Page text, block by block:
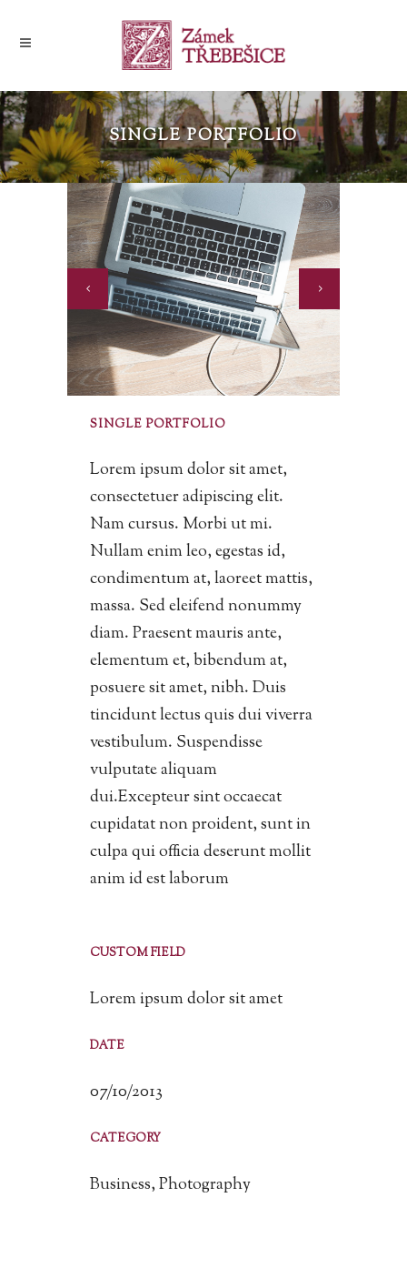
SINGLE PORTFOLIO
SINGLE PORTFOLIO
Lorem ipsum dolor sit amet,
consectetuer adipiscing elit.
Nam cursus. Morbi ut mi.
Nullam enim leo, egestas id,
condimentum at, laoreet mattis,
massa. Sed eleifend nonummy
diam. Praesent mauris ante,
elementum et, bibendum at,
posuere sit amet, nibh. Duis
tincidunt lectus quis dui viverra
vestibulum. Suspendisse
vulputate aliquam
dui.Excepteur sint occaecat
cupidatat non proident, sunt in
culpa qui officia deserunt mollit
anim id est laborum
CUSTOM FIELD
Lorem ipsum dolor sit amet
DATE
07/10/2013
CATEGORY
Business, Photography